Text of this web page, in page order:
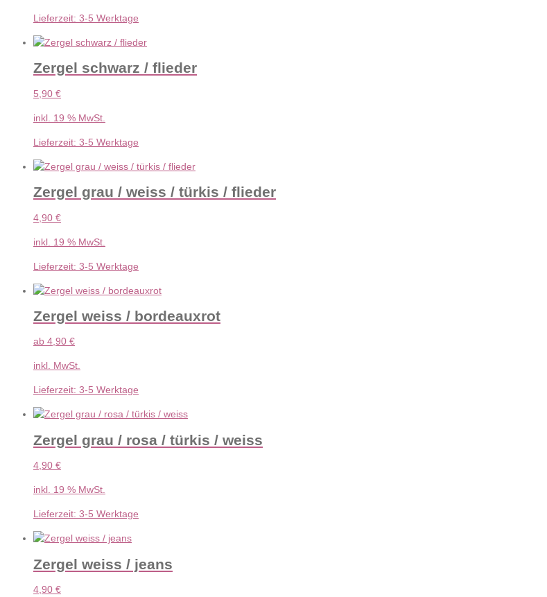
Lieferzeit: 3-5 Werktage
Zergel schwarz / flieder
5,90 €
inkl. 19 % MwSt.
Lieferzeit: 3-5 Werktage
Zergel grau / weiss / türkis / flieder
4,90 €
inkl. 19 % MwSt.
Lieferzeit: 3-5 Werktage
Zergel weiss / bordeauxrot
ab 4,90 €
inkl. MwSt.
Lieferzeit: 3-5 Werktage
Zergel grau / rosa / türkis / weiss
4,90 €
inkl. 19 % MwSt.
Lieferzeit: 3-5 Werktage
Zergel weiss / jeans
4,90 €